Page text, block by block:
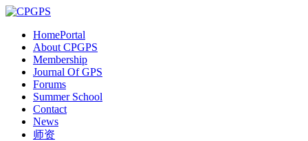
HomePortal
About CPGPS
Membership
Journal Of GPS
Forums
Summer School
Contact
News
师资